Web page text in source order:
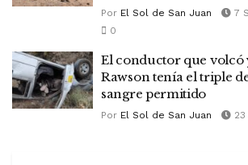
Por El Sol de San Juan
7
0
El conductor que volcó
Rawson tenía el triple
sangre permitido
Por El Sol de San Juan